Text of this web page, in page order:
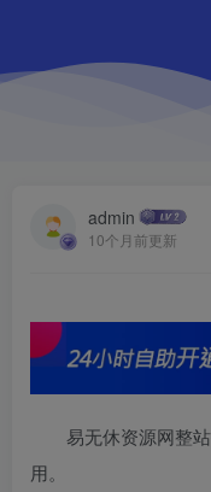
admin
10个月前更新
易无休资源网整
用。